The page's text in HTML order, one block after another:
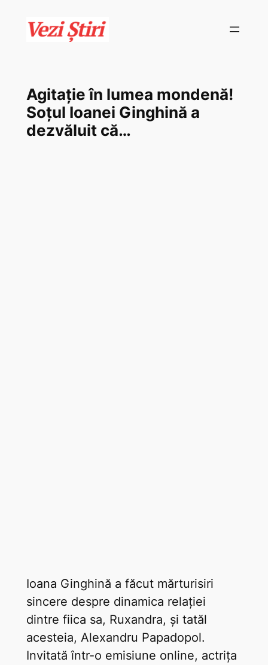
Agitație în lumea mondenă!
Soțul Ioanei Ginghină a
dezvăluit că…
Ioana Ginghină a făcut mărturisiri
sincere despre dinamica relației
dintre fiica sa, Ruxandra, și tatăl
acesteia, Alexandru Papadopol.
Invitată într-o emisiune online, actrița